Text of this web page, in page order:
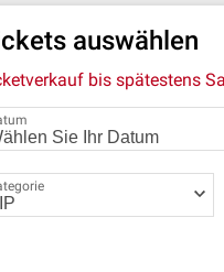
auswählen
bis spätestens